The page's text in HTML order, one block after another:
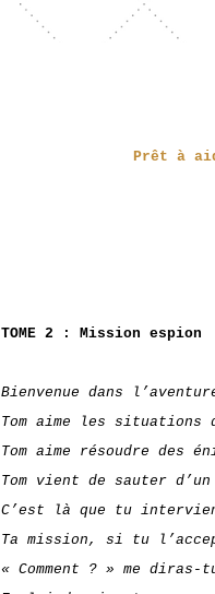
Prêt à
TOME 2 : Mission espion
Bienvenue dans
Tom aime les situations
Tom aime résoudre des
Tom vient de sauter d’un
C’est là que tu
Ta mission, si tu
« Comment ? » me diras-